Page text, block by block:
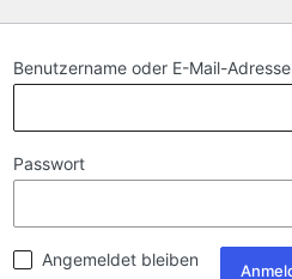
Benutzername oder E-Mail-Adresse
Passwort
Angemeldet bleiben